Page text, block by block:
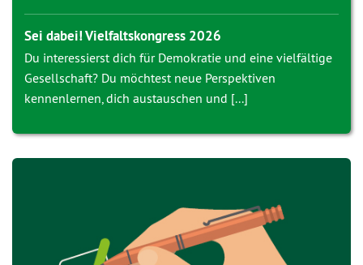
Sei dabei! Vielfaltskongress 2026
Du interessierst dich für Demokratie und eine vielfältige
Gesellschaft? Du möchtest neue Perspektiven
kennenlernen, dich austauschen und [...]